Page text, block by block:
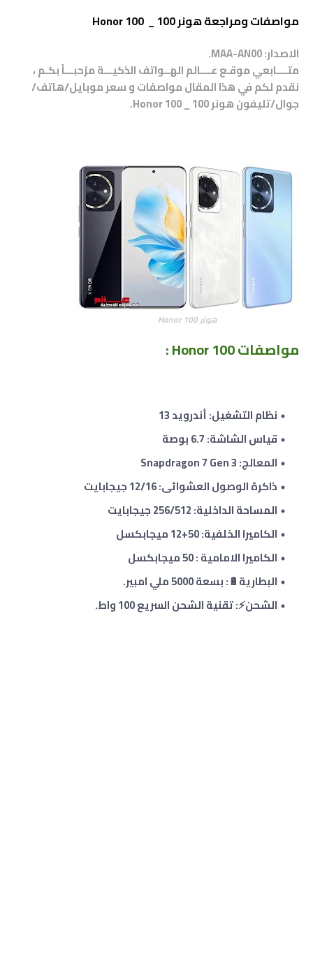
مواصفات ومراجعة هونر 100 _ Honor 100
الاصدار:MAA-AN00
.
متــــابعي موقـع عــــالم الهــواتف الذكيـــة مرْحبـــاً بكـم ،
نقدم لكم في هذا المقال مواصفات و سعر موبايل/هاتف/
جوال/تليفون هونر 100 _ Honor 100.
هونر Honor 100
مواصفات Honor 100 :
نظام التشغيل: أندرويد 13
قياس الشاشة: 6.7 بوصة
المعالج: Snapdragon 7 Gen 3
ذاكرة الوصول العشوائى: 12/16 جيجابايت
المساحة الداخلية: 256/512 جيجابايت
الكاميرا الخلفية: 50+12 ميجابكسل
الكاميرا الامامية : 50 ميجابكسل
البطارية🔋: بسعة 5000 ملي امبير.
الشحن⚡: تقنية الشحن السريع 100 واط.